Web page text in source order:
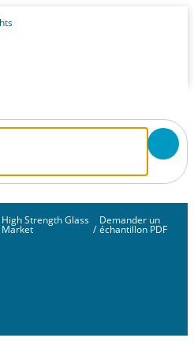
High Strength Glass
Market /
Demander un
échantillon PDF